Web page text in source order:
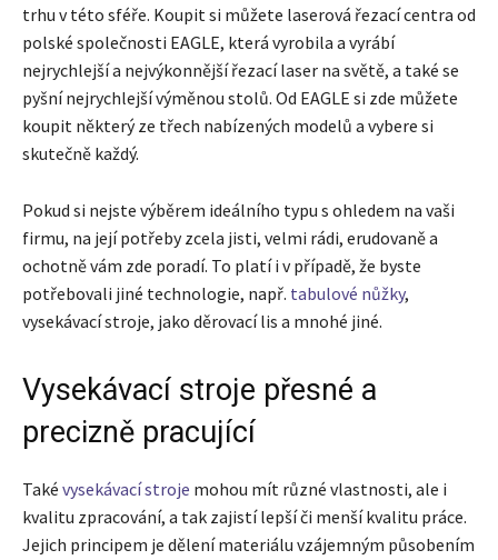
trhu v této sféře. Koupit si můžete laserová řezací centra od
polské společnosti EAGLE, která vyrobila a vyrábí
nejrychlejší a nejvýkonnější řezací laser na světě, a také se
pyšní nejrychlejší výměnou stolů. Od EAGLE si zde můžete
koupit některý ze třech nabízených modelů a vybere si
skutečně každý.
Pokud si nejste výběrem ideálního typu s ohledem na vaši
firmu, na její potřeby zcela jisti, velmi rádi, erudovaně a
ochotně vám zde poradí. To platí i v případě, že byste
potřebovali jiné technologie, např. tabulové nůžky,
vysekávací stroje, jako děrovací lis a mnohé jiné.
Vysekávací stroje přesné a
precizně pracující
Také vysekávací stroje mohou mít různé vlastnosti, ale i
kvalitu zpracování, a tak zajistí lepší či menší kvalitu práce.
Jejich principem je dělení materiálu vzájemným působením